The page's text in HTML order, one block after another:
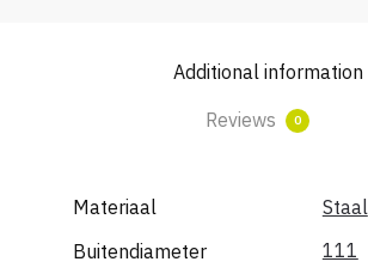
Additional information
Reviews
0
Materiaal
Staal
Buitendiameter
111